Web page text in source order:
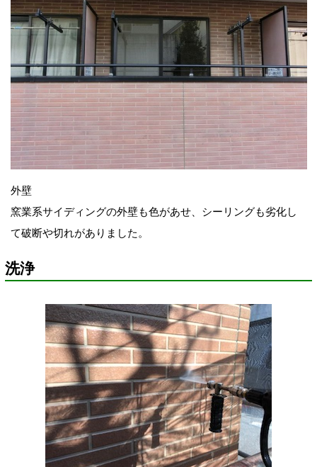
外壁
窯業系サイディングの外壁も色があせ、シーリングも劣化し
て破断や切れがありました。
洗浄